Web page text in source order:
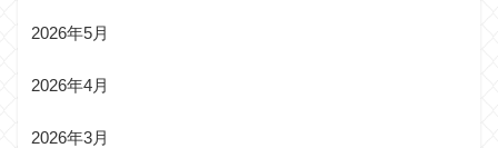
2026年5月
2026年4月
2026年3月